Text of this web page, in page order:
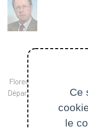
Florent Gusdorf est
Département Langues
Ce
le